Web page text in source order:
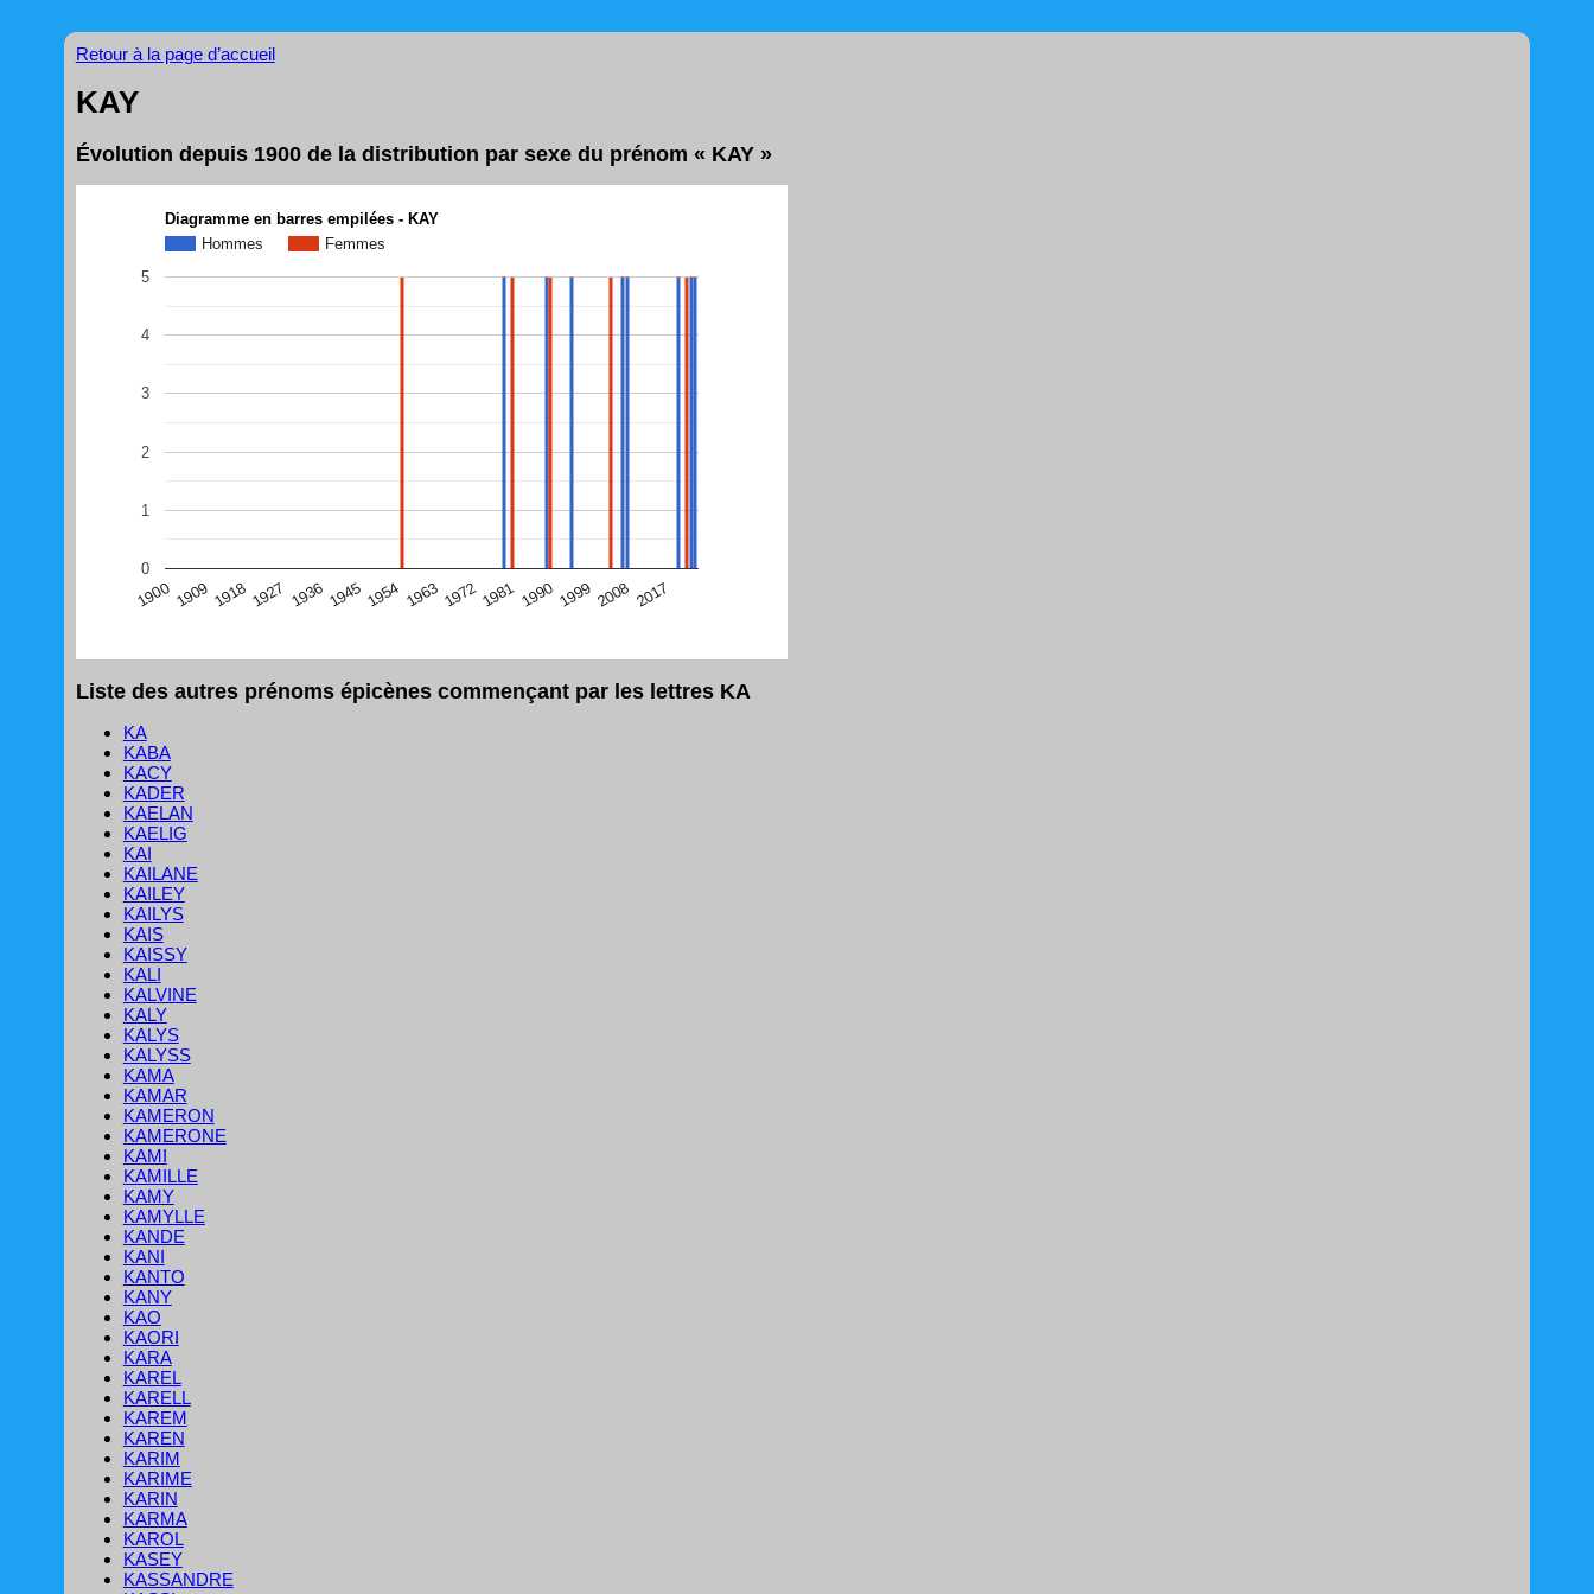
Retour à la page d’accueil
KAY
Évolution depuis 1900 de la distribution par sexe du prénom « KAY »
Diagramme en barres empilées - KAY
Hommes
Femmes
1900 1909 1918 1927 1936 1945 1954 1963 19721981 1990 1999 2008 2017
0
1
2
3
4
5
Liste des autres prénoms épicènes commençant par les lettres KA
KA
KABA
KACY
KADER
KAELAN
KAELIG
KAI
KAILANE
KAILEY
KAILYS
KAIS
KAISSY
KALI
KALVINE
KALY
KALYS
KALYSS
KAMA
KAMAR
KAMERON
KAMERONE
KAMI
KAMILLE
KAMY
KAMYLLE
KANDE
KANI
KANTO
KANY
KAO
KAORI
KARA
KAREL
KARELL
KAREM
KAREN
KARIM
KARIME
KARIN
KARMA
KAROL
KASEY
KASSANDRE